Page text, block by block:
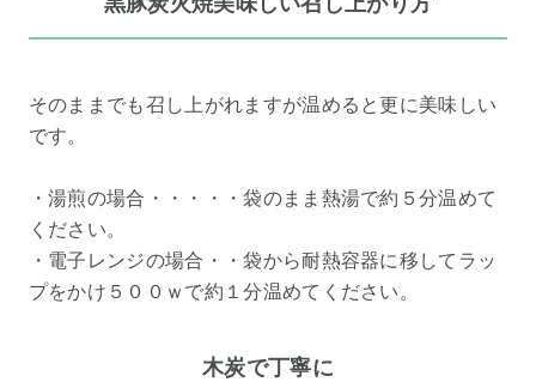
そのままでも召し上がれますが温めると更に美味しい
です。
・湯煎の場合・・・・・袋のまま熱湯で約５分温めて
ください。
・電子レンジの場合・・袋から耐熱容器に移してラッ
プをかけ５００ｗで約１分温めてください。
木炭で丁寧に